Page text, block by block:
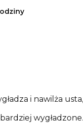
i nawilża